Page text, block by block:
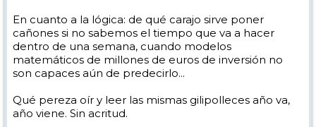
En cuanto a la lógica: de qué carajo sirve poner
cañones si no sabemos el tiempo que va a hacer
dentro de una semana, cuando modelos
matemáticos de millones de euros de inversión no
son capaces aún de predecirlo...
Qué pereza oír y leer las mismas gilipolleces año va,
año viene. Sin acritud.